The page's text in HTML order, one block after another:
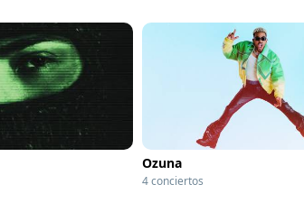
Ozuna
4 conciertos